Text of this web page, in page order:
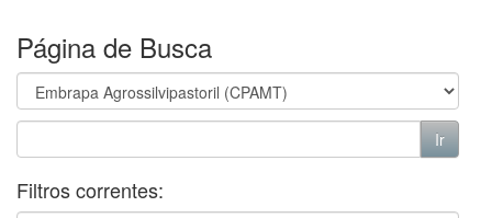
Página de Busca
Filtros correntes: